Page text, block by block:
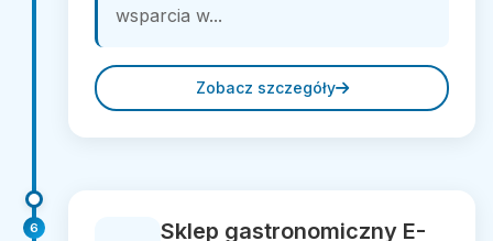
wsparcia w...
Zobacz szczegóły
6 Sklep gastronomiczny E-